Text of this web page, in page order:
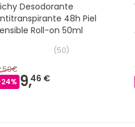
Desodorante
48h Piel
Roll-on 50ml
(50)
24% 9,46 €